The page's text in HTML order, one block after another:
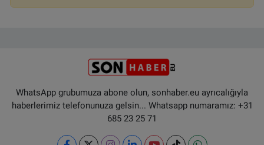
WhatsApp grubumuza abone olun, sonhaber.eu ayrıcalığıyla
haberlerimiz telefonunuza gelsin... Whatsapp numaramız: +31
685 23 25 71